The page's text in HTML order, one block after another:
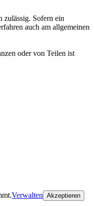
zulässig. Sofern ein
auch am allgemeinen
oder von Teilen ist
und Parkplatz inklusive),
Verwalten Akzeptieren